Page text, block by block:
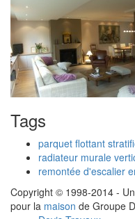
Tags
parquet flottant
radiateur murale
remontée d'escalier
Copyright © 1998-2014 -
pour la maison de Groupe